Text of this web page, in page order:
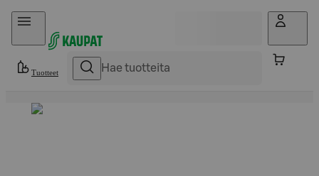
Hyppää sisältöön
Tuotteet